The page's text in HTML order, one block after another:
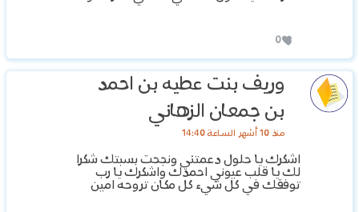
0
وريف بنت عطيه بن احمد
بن جمعان الزهاني
منذ 10 أشهر الساعة 14:40
اشكرك يا حلول دعمتني ونجحت بسبتك شكرا
لك يا قلب عيوني احمدك واشكرك يا رب
توفقك في كل شيء كل مكان تروحه امين